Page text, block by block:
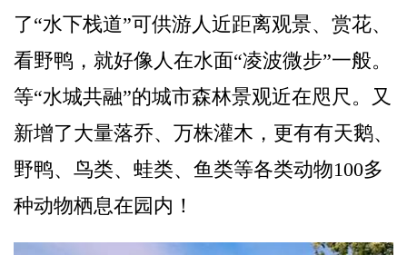
了“水下栈道”可供游人近距离观景、赏花、
看野鸭，就好像人在水面“凌波微步”一般。
等“水城共融”的城市森林景观近在咫尺。又
新增了大量落乔、万株灌木，更有有天鹅、
野鸭、鸟类、蛙类、鱼类等各类动物100多
种动物栖息在园内！